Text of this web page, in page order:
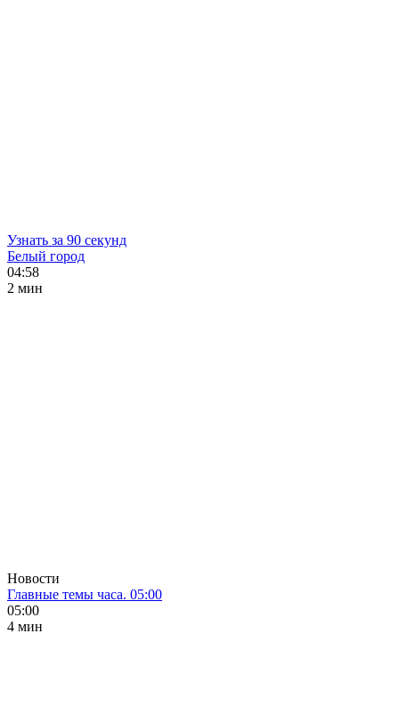
Узнать за 90 секунд
Белый город
04:58
2 мин
Новости
Главные темы часа. 05:00
05:00
4 мин